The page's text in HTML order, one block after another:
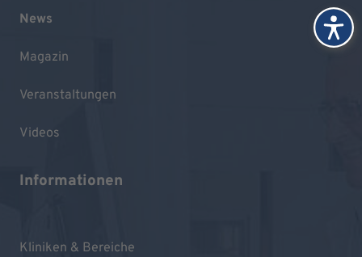
News
Magazin
Veranstaltungen
Videos
Informationen
Kliniken & Bereiche